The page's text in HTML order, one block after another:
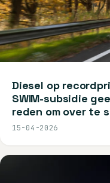
Diesel op
SWIM-subsidie
reden om over te
15-04-2026